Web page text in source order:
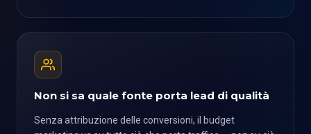
Non si sa quale fonte porta lead di qualità
Senza attribuzione delle conversioni, il budget